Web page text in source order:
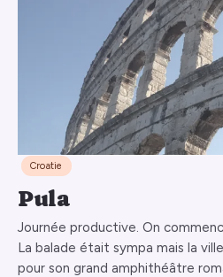
Croatie
Pula
Journée productive. On
La balade était sympa mais la
pour son grand amphithéâtre